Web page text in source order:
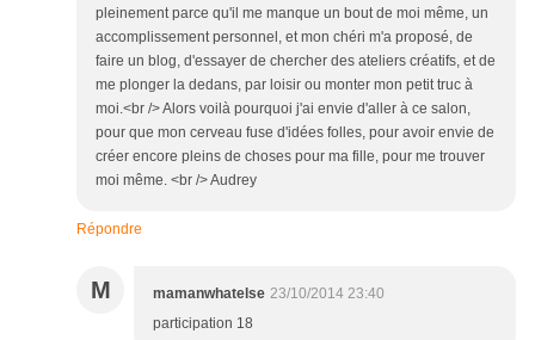
pleinement parce qu'il me manque un bout de moi même, un
accomplissement personnel, et mon chéri m'a proposé, de
faire un blog, d'essayer de chercher des ateliers créatifs, et de
me plonger la dedans, par loisir ou monter mon petit truc à
moi.<br /> Alors voilà pourquoi j'ai envie d'aller à ce salon,
pour que mon cerveau fuse d'idées folles, pour avoir envie de
créer encore pleins de choses pour ma fille, pour me trouver
moi même. <br /> Audrey
Répondre
M mamanwhatelse 23/10/2014 23:40
participation 18